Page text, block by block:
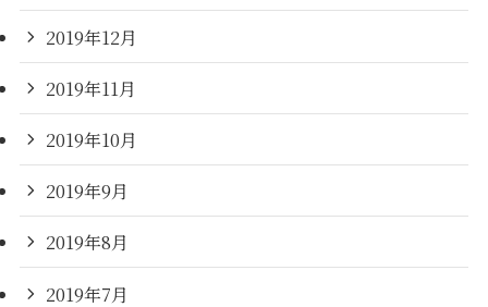
2019年12月
2019年11月
2019年10月
2019年9月
2019年8月
2019年7月